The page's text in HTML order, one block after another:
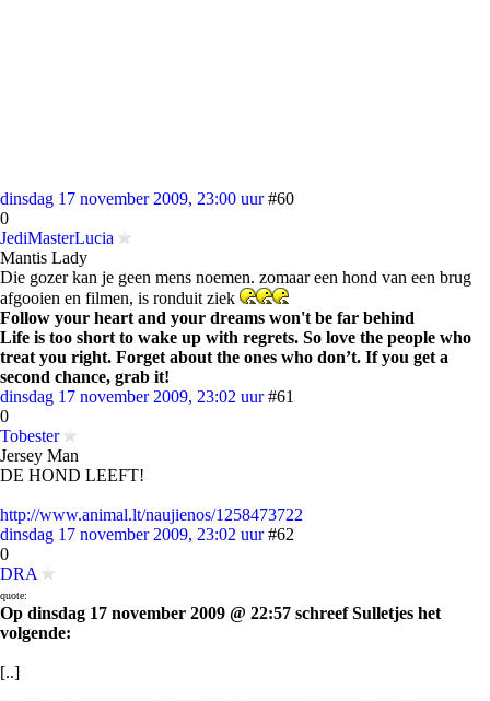
dinsdag 17 november 2009, 23:00 uur #60
0
JediMasterLucia
Mantis Lady
Die gozer kan je geen mens noemen. zomaar een hond van een brug
afgooien en filmen, is ronduit ziek
Follow your heart and your dreams won't be far behind
Life is too short to wake up with regrets. So love the people who
treat you right. Forget about the ones who don’t. If you get a
second chance, grab it!
dinsdag 17 november 2009, 23:02 uur #61
0
Tobester
Jersey Man
DE HOND LEEFT!
http://www.animal.lt/naujienos/1258473722
dinsdag 17 november 2009, 23:02 uur #62
0
DRA
quote:
Op dinsdag 17 november 2009 @ 22:57 schreef Sulletjes het
volgende:
[..]